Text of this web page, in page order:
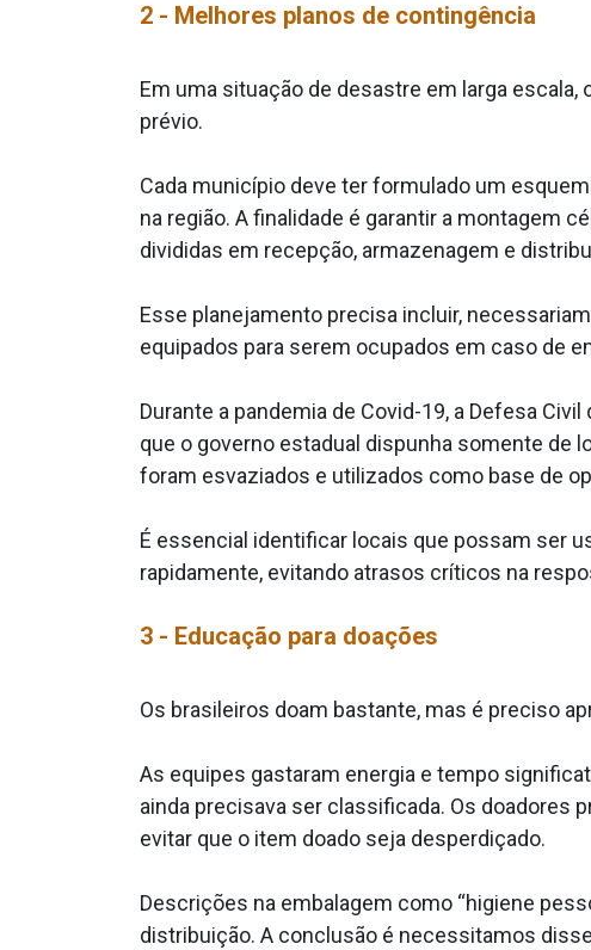
2 - Melhores planos de contingência
Em uma situação de desastre em larga
prévio.
Cada município deve ter formulado um
na região. A finalidade é garantir a montagem
divididas em recepção, armazenagem e
Esse planejamento precisa incluir,
equipados para serem ocupados em caso de
Durante a pandemia de Covid-19, a Defesa
que o governo estadual dispunha somente de
foram esvaziados e utilizados como base de
É essencial identificar locais que possam ser
rapidamente, evitando atrasos críticos na
3 - Educação para doações
Os brasileiros doam bastante, mas é preciso
As equipes gastaram energia e tempo
ainda precisava ser classificada. Os doadores
evitar que o item doado seja desperdiçado.
Descrições na embalagem como “higiene
distribuição. A conclusão é necessitamos